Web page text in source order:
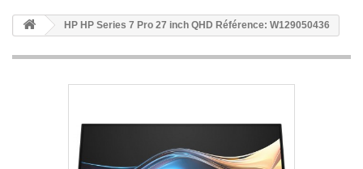
HP HP Series 7 Pro 27 inch QHD Référence: W129050436